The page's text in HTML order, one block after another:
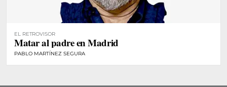
EL RETROVISOR
Matar al padre en Madrid
PABLO MARTÍNEZ SEGURA